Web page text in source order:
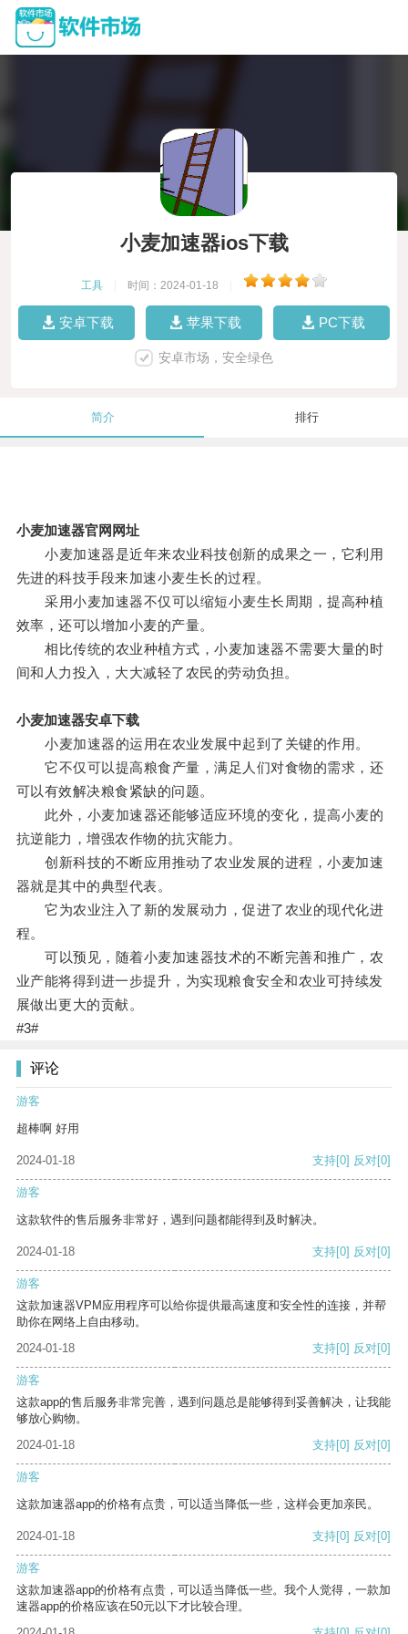
小麦加速器ios下载
工具 时间：2024-01-18
安卓下载 苹果下载 PC下载
安卓市场，安全绿色
简介 排行
小麦加速器官网网址
小麦加速器是近年来农业科技创新的成果之一，它利用
先进的科技手段来加速小麦生长的过程。
采用小麦加速器不仅可以缩短小麦生长周期，提高种植
效率，还可以增加小麦的产量。
相比传统的农业种植方式，小麦加速器不需要大量的时
间和人力投入，大大减轻了农民的劳动负担。
小麦加速器安卓下载
小麦加速器的运用在农业发展中起到了关键的作用。
它不仅可以提高粮食产量，满足人们对食物的需求，还
可以有效解决粮食紧缺的问题。
此外，小麦加速器还能够适应环境的变化，提高小麦的
抗逆能力，增强农作物的抗灾能力。
创新科技的不断应用推动了农业发展的进程，小麦加速
器就是其中的典型代表。
它为农业注入了新的发展动力，促进了农业的现代化进
程。
可以预见，随着小麦加速器技术的不断完善和推广，农
业产能将得到进一步提升，为实现粮食安全和农业可持续发
展做出更大的贡献。
#3#
评论
游客
超棒啊 好用
2024-01-18 支持[0] 反对[0]
游客
这款软件的售后服务非常好，遇到问题都能得到及时解决。
2024-01-18 支持[0] 反对[0]
游客
这款加速器VPM应用程序可以给你提供最高速度和安全性的连接，并帮
助你在网络上自由移动。
2024-01-18
支持[0] 反对[0]
游客
这款app的售后服务非常完善，遇到问题总是能够得到妥善解决，让我能
够放心购物。
2024-01-18
支持[0] 反对[0]
游客
这款加速器app的价格有点贵，可以适当降低一些，这样会更加亲民。
2024-01-18 支持[0] 反对[0]
游客
这款加速器app的价格有点贵，可以适当降低一些。我个人觉得，一款加
速器app的价格应该在50元以下才比较合理。